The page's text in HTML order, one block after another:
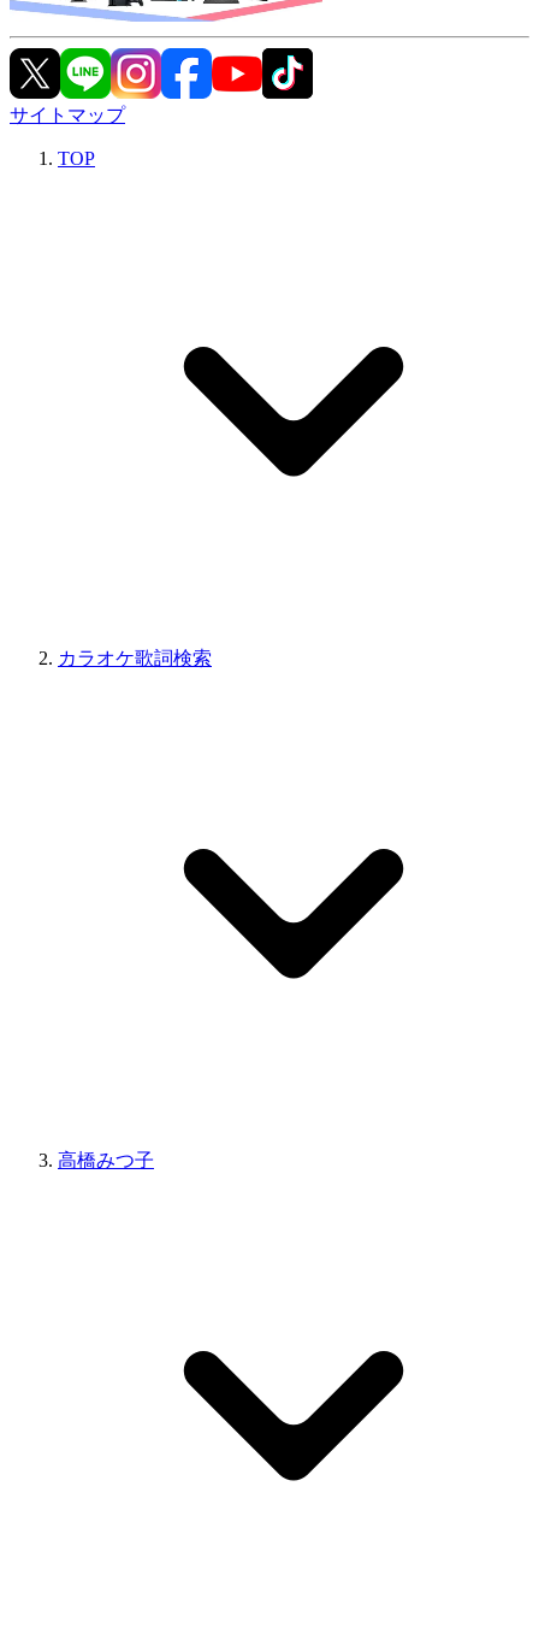
サイトマップ
TOP
カラオケ歌詞検索
高橋みつ子